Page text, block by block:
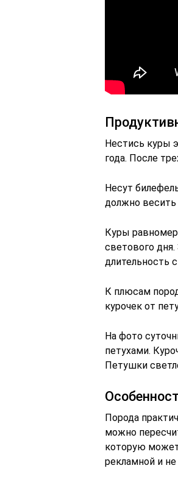
Нестись куры
года. После
Несут
должно весить
Куры
светового
длительность
К плюсам
курочек от
На фото
петухами.
Петушки
Порода
можно
которую может
рекламной и